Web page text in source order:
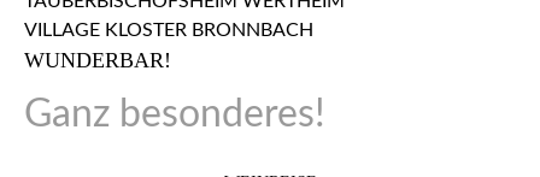
WUNDERBAR!
Ganz besonderes!